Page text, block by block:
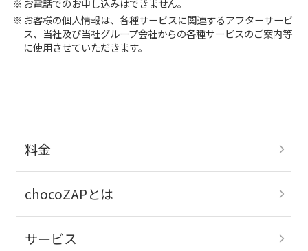
お電話でのお申し込みはできません。
お客様の個人情報は、各種サービスに関連するアフターサービ
ス、当社及び当社グループ会社からの各種サービスのご案内等
に使用させていただきます。
料金
chocoZAPとは
サービス